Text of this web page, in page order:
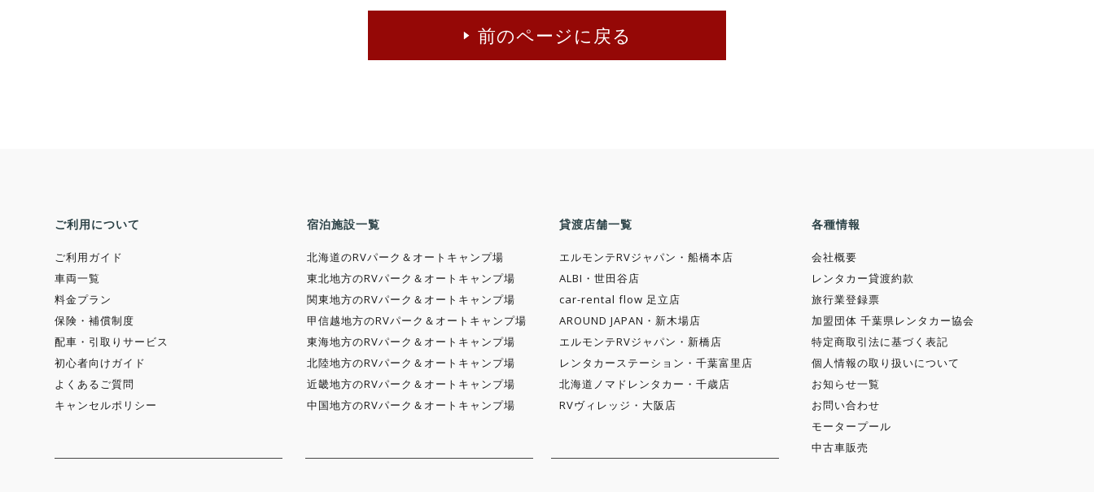
前のページに戻る
ご利用について
ご利用ガイド
車両一覧
料金プラン
保険・補償制度
配車・引取りサービス
初心者向けガイド
よくあるご質問
キャンセルポリシー
宿泊施設一覧
北海道のRVパーク＆オートキャンプ場
東北地方のRVパーク＆オートキャンプ場
関東地方のRVパーク＆オートキャンプ場
甲信越地方のRVパーク＆オートキャンプ場
東海地方のRVパーク＆オートキャンプ場
北陸地方のRVパーク＆オートキャンプ場
近畿地方のRVパーク＆オートキャンプ場
中国地方のRVパーク＆オートキャンプ場
貸渡店舗一覧
エルモンテRVジャパン・船橋本店
ALBI・世田谷店
car-rental flow 足立店
AROUND JAPAN・新木場店
エルモンテRVジャパン・新橋店
レンタカーステーション・千葉富里店
北海道ノマドレンタカー・千歳店
RVヴィレッジ・大阪店
各種情報
会社概要
レンタカー貸渡約款
旅行業登録票
加盟団体 千葉県レンタカー協会
特定商取引法に基づく表記
個人情報の取り扱いについて
お知らせ一覧
お問い合わせ
モータープール
中古車販売